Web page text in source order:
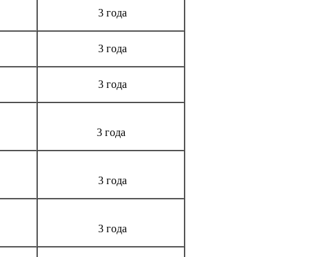
3 года
3 года
3 года
3 года
3 года
3 года